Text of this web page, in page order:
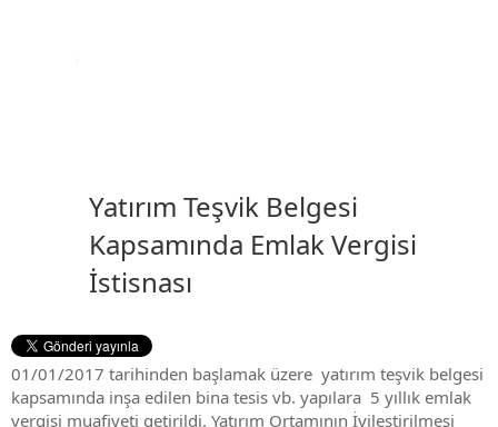
Yatırım Teşvik Belgesi
Kapsamında Emlak Vergisi
İstisnası
01/01/2017 tarihinden başlamak üzere yatırım teşvik belgesi
kapsamında inşa edilen bina tesis vb. yapılara 5 yıllık emlak
vergisi muafiyeti getirildi. Yatırım Ortamının İyileştirilmesi